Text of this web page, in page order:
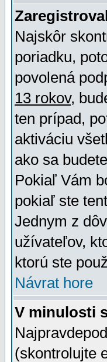
Najskôr
poriadku,
povolená
13 rokov,
ten prípad,
aktiváciu
ako sa
Pokiaľ Vám
pokiaľ ste
Jednym z
užívateľov,
ktorú ste
Návrat hore
V minulosti
(skontrolujte